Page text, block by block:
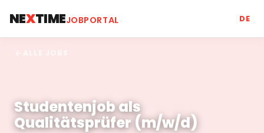
NEXTIMEJOBPORTAL DE
Studentenjob als
Qualitätsprüfer (m/w/d)